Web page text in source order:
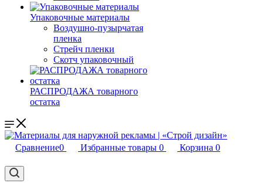
Упаковочные материалы
Воздушно-пузырчатая
пленка
Стрейч пленки
Скотч упаковочный
РАСПРОДАЖА товарного
остатка
Сравнение0 Избранные товары 0 Корзина 0